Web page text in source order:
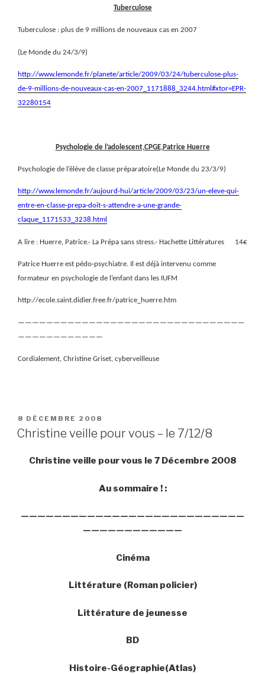
Tuberculose
Tuberculose : plus de 9 millions de nouveaux cas en 2007
(Le Monde du 24/3/9)
http://www.lemonde.fr/planete/article/2009/03/24/tuberculose-plus-
de-9-millions-de-nouveaux-cas-en-2007_1171888_3244.html#xtor=EPR-
32280154
Psychologie de l’adolescent,CPGE,Patrice Huerre
Psychologie de l’élève de classe préparatoire(Le Monde du 23/3/9)
http://www.lemonde.fr/aujourd-hui/article/2009/03/23/un-eleve-qui-
entre-en-classe-prepa-doit-s-attendre-a-une-grande-
claque_1171533_3238.html
A lire : Huerre, Patrice.- La Prépa sans stress.- Hachette Littératures 14€
Patrice Huerre est pédo-psychiatre. Il est déjà intervenu comme
formateur en psychologie de l’enfant dans les IUFM
http://ecole.saint.didier.free.fr/patrice_huerre.htm
————————————————————————————————
————————————
Cordialement, Christine Griset, cyberveilleuse
PUBLIÉ
LE
8 DÉCEMBRE 2008
Christine veille pour vous – le 7/12/8
Christine veille pour vous le 7 Décembre 2008
Au sommaire ! :
———————————————————————————
————————————
Cinéma
Littérature (Roman policier)
Littérature de jeunesse
BD
Histoire-Géographie(Atlas)